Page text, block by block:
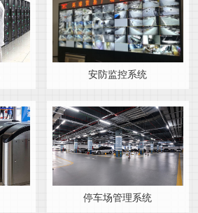
安防监控系统
停车场管理系统